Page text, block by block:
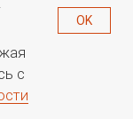
масло с очень
удовлетворяющее
с
OK